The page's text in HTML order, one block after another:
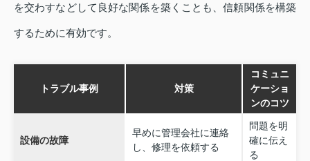
を交わすなどして良好な関係を築くことも、信頼関係を構築
するために有効です。
トラブル事例 対策
コミュニ
ケーショ
ンのコツ
設備の故障
早めに管理会社に連絡
し、修理を依頼する
問題を明
確に伝え
る